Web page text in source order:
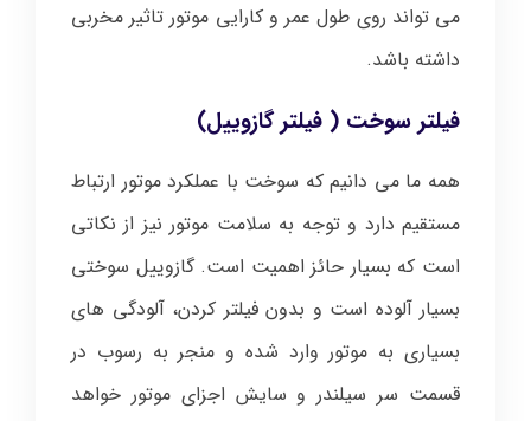
می تواند روی طول عمر و کارایی موتور تاثیر مخربی
داشته باشد.
فیلتر سوخت ( فیلتر گازوییل)
همه ما می دانیم که سوخت با عملکرد موتور ارتباط
مستقیم دارد و توجه به سلامت موتور نیز از نکاتی
است که بسیار حائز اهمیت است. گازوییل سوختی
بسیار آلوده است و بدون فیلتر کردن، آلودگی های
بسیاری به موتور وارد شده و منجر به رسوب در
قسمت سر سیلندر و سایش اجزای موتور خواهد